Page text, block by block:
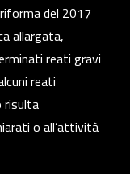
del 2017
allargata,
reati gravi
reati
risulta
o all’attività